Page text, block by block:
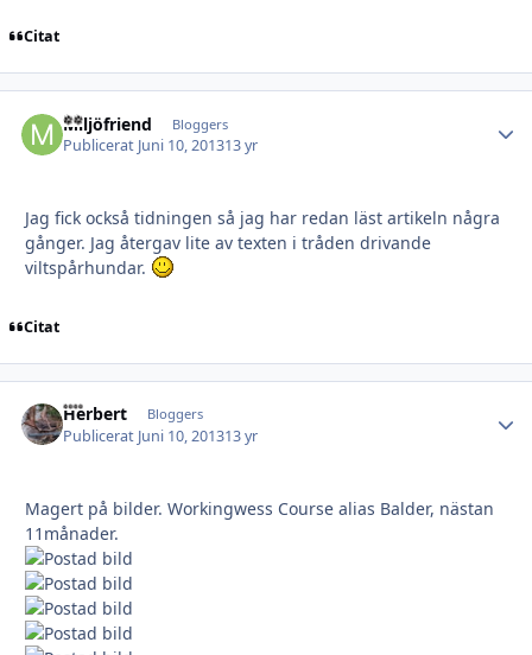
Citat
Miljöfriend Bloggers
Publicerat Juni 10, 201313 yr
Jag fick också tidningen så jag har redan läst artikeln några
gånger. Jag återgav lite av texten i tråden drivande
viltspårhundar.
Citat
Herbert Bloggers
Publicerat Juni 10, 201313 yr
Magert på bilder. Workingwess Course alias Balder, nästan
11månader.